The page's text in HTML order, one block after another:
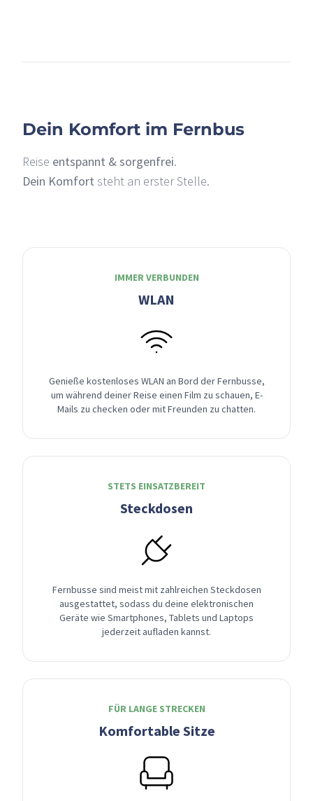
Dein Komfort im Fernbus
Reise entspannt & sorgenfrei.
Dein Komfort steht an erster Stelle.
IMMER VERBUNDEN
WLAN
Genieße kostenloses WLAN an Bord der Fernbusse,
um während deiner Reise einen Film zu schauen, E-
Mails zu checken oder mit Freunden zu chatten.
STETS EINSATZBEREIT
Steckdosen
Fernbusse sind meist mit zahlreichen Steckdosen
ausgestattet, sodass du deine elektronischen
Geräte wie Smartphones, Tablets und Laptops
jederzeit aufladen kannst.
FÜR LANGE STRECKEN
Komfortable Sitze